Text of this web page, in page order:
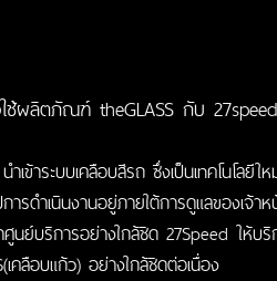
ช้ผลิตภัณฑ์ theGLASS กับ 27speed
ำเข้าระบบเคลือบสีรถ ซึ่งเป็นเทคโนโลยี
รดำเนินงานอยู่ภายใต้การดูแลของเจ้า
ศูนย์บริการอย่างใกล้ชิด 27Speed ให้บ
เคลือบแก้ว) อย่างใกล้ชิดต่อเนื่อง